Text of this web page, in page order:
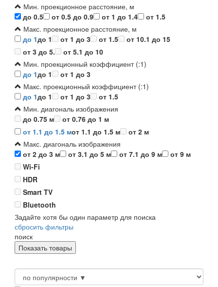
Мин. проекционное расстояние, м
до 0.5
от 0.5 до 0.9 от 1 до 1.4
от 1.5
Макс. проекционное расстояние, м
до 1до 1 от 1 до 3 от 1.5
от 10.1 до 15
от 3 до 5.
от 5.1 до 10
Мин. проекционный коэффициент (:1)
до 1до 1
от 1 до 3
Макс. проекционный коэффициент (:1)
до 1до 1 от 1 до 3
от 1.5
Мин. диагональ изображения
до 0.75 м
от 0.76 до 1 м
от 1.1 до 1.5 мот 1.1 до 1.5 м
от 2 м
Макс. диагональ изображения
от 2 до 3 м
от 3.1 до 5 м от 7.1 до 9 м
от 9 м
Wi-Fi
HDR
Smart TV
Bluetooth
Задайте хотя бы один параметр для поиска
сбросить фильтры
поиск